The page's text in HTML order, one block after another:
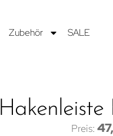
Zubehör SALE
Hakenleiste